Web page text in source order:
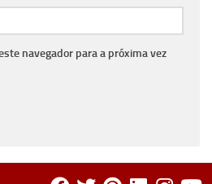
navegador para a próxima vez